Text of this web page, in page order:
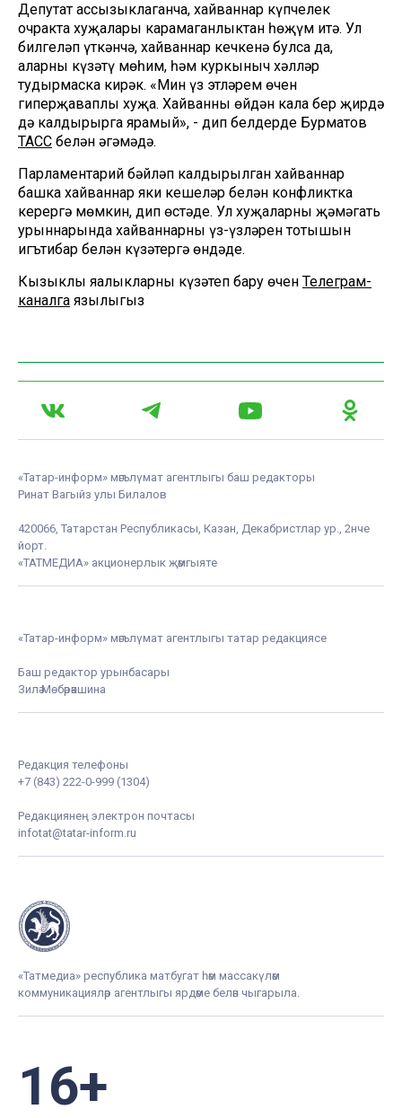
Депутат ассызыклаганча, хайваннар күпчелек
очракта хуҗалары карамаганлыктан һөҗүм итә. Ул
билгеләп үткәнчә, хайваннар кечкенә булса да,
аларны күзәтү мөһим, һәм куркыныч хәлләр
тудырмаска кирәк. «Мин үз этләрем өчен
гиперҗаваплы хуҗа. Хайванны өйдән кала бер җирдә
дә калдырырга ярамый», - дип белдерде Бурматов
ТАСС белән әңгәмәдә.
Парламентарий бәйләп калдырылган хайваннар
башка хайваннар яки кешеләр белән конфликтка
керергә мөмкин, дип өстәде. Ул хуҗаларны җәмәгать
урыннарында хайваннарның үз-үзләрен тотышын
игътибар белән күзәтергә өндәде.
Кызыклы яңалыкларны күзәтеп бару өчен Телеграм-
каналга язылыгыз
«Татар-информ» мәгълүмат агентлыгы баш редакторы
Ринат Вагыйз улы Билалов
420066, Татарстан Республикасы, Казан, Декабристлар ур., 2нче
йорт.
«ТАТМЕДИА» акционерлык җәмгыяте
«Татар-информ» мәгълүмат агентлыгы татар редакциясе
Баш редактор урынбасары
Зилә Мөбәрәкшина
Редакция телефоны
+7 (843) 222-0-999 (1304)
Редакциянең электрон почтасы
infotat@tatar-inform.ru
«Татмедиа» республика матбугат һәм массакүләм
коммуникацияләр агентлыгы ярдәме белән чыгарыла.
16+